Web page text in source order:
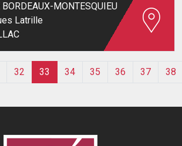
MONTESQUIEU
Latrille
32 33 34 35 36 37 38